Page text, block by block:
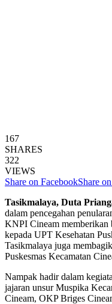
167
SHARES
322
VIEWS
Share on FacebookShare
Tasikmalaya, Duta
dalam pencegahan
KNPI Cineam
kepada UPT Kesehatan
Tasikmalaya juga
Puskesmas Kecamatan
Nampak hadir dalam
jajaran unsur Muspika
Cineam, OKP Briges